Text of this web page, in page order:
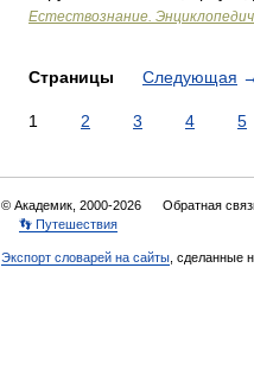
Естествознание.
Страницы Следующая →
1 2 3 4 5
© Академик, 2000-2026 Обратная
👣 Путешествия
Экспорт словарей на сайты , сделанные